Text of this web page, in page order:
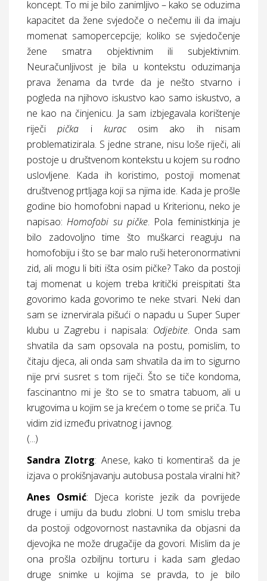
koncept. To mi je bilo zanimljivo – kako se oduzima
kapacitet da žene svjedoče o nečemu ili da imaju
momenat samopercepcije; koliko se svjedočenje
žene smatra objektivnim ili subjektivnim.
Neuračunljivost je bila u kontekstu oduzimanja
prava ženama da tvrde da je nešto stvarno i
pogleda na njihovo iskustvo kao samo iskustvo, a
ne kao na činjenicu. Ja sam izbjegavala korištenje
riječipička i kurac osim ako ih nisam
problematizirala. S jedne strane, nisu loše riječi, ali
postoje u društvenom kontekstu u kojem su rodno
uslovljene. Kada ih koristimo, postoji momenat
društvenog prtljaga koji sa njima ide. Kada je prošle
godine bio homofobni napad u Kriterionu, neko je
napisao:Homofobi su pičke. Pola feministkinja je
bilo zadovoljno time što muškarci reaguju na
homofobiju i što se bar malo ruši heteronormativni
zid, ali mogu li biti išta osim pičke? Tako da postoji
taj momenat u kojem treba kritički preispitati šta
govorimo kada govorimo te neke stvari. Neki dan
sam se iznervirala pišući o napadu u Super Super
klubu u Zagrebu i napisala: Odjebite. Onda sam
shvatila da sam opsovala na postu, pomislim, to
čitaju djeca, ali onda sam shvatila da im to sigurno
nije prvi susret s tom riječi. Što se tiče kondoma,
fascinantno mi je što se to smatra tabuom, ali u
krugovima u kojim se ja krećem o tome se priča. Tu
vidim zid između privatnog i javnog.
(...)
Sandra Zlotrg: Anese, kako ti komentiraš da je
izjava o prokišnjavanju autobusa postala viralni hit?
Anes Osmić: Djeca koriste jezik da povrijede
druge i umiju da budu zlobni. U tom smislu treba
da postoji odgovornost nastavnika da objasni da
djevojka ne može drugačije da govori. Mislim da je
ona prošla ozbiljnu torturu i kada sam gledao
druge snimke u kojima se pravda, to je bilo